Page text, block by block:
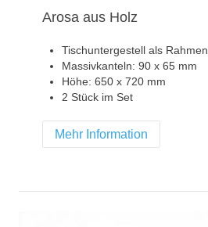
Arosa aus Holz
Tischuntergestell als Rahmen
Massivkanteln: 90 x 65 mm
Höhe: 650 x 720 mm
2 Stück im Set
Mehr Information